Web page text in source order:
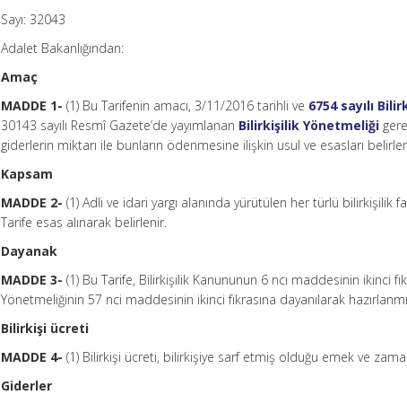
Sayı: 32043
Adalet Bakanlığından:
Amaç
MADDE 1-(1) Bu Tarifenin amacı, 3/11/2016 tarihli ve 6754 sayılı
30143 sayılı Resmî Gazete’de yayımlanan Bilirkişilik Yönetmeliği
giderlerin miktarı ile bunların ödenmesine ilişkin usul ve esasları
Kapsam
MADDE 2-(1) Adli ve idari yargı alanında yürütülen her türlü bilirkişilik
Tarife esas alınarak belirlenir.
Dayanak
MADDE 3-(1) Bu Tarife, Bilirkişilik Kanununun 6 ncı maddesinin ikinci
Yönetmeliğinin 57 nci maddesinin ikinci fıkrasına dayanılarak
Bilirkişi ücreti
MADDE 4-(1) Bilirkişi ücreti, bilirkişiye sarf etmiş olduğu emek ve
Giderler